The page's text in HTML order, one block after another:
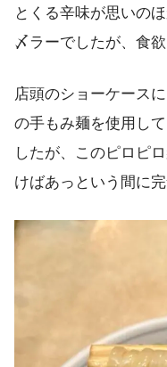
とくる辛味が思いの
〆ラーでしたが、食
店頭のショーケース
の手もみ麺を使用し
したが、このピロピ
けばあっという間に完